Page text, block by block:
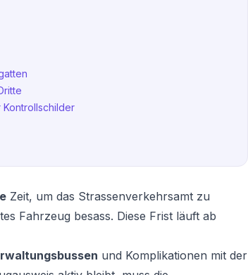
Zeit, um das Strassenverkehrsamt zu
Fahrzeug besass. Diese Frist läuft ab
und Komplikationen mit der